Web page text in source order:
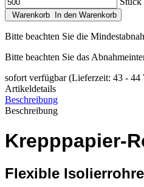
Warenkorb In den Warenkorb
Bitte beachten Sie die
Bitte beachten Sie das
sofort verfügbar (Lieferzeit: 43 - 44
Artikeldetails
Beschreibung
Beschreibung
Krepppapier-
Flexible